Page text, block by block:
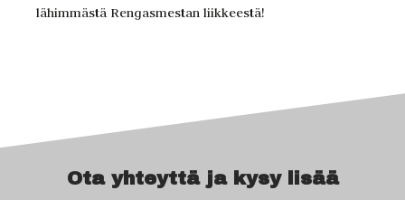
lähimmästä Rengasmestan liikkeestä!
Ota yhteyttä ja kysy lisää